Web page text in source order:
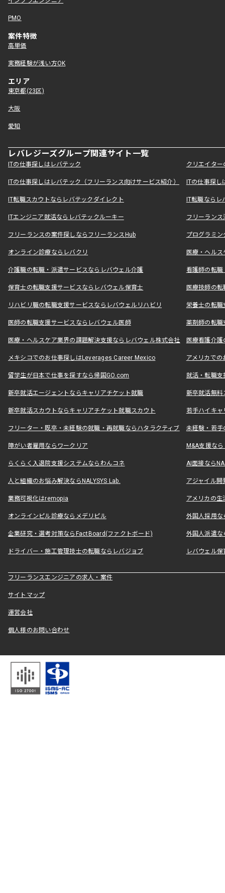
PMO
案件特徴
高単価
実務経験が浅い方OK
エリア
東京都(23区)
大阪
愛知
レバレジーズグループ関連サイト一覧
ITの仕事探しはレバテック クリエイタ
ITの仕事探しはレバテック（フリーランス向けサービス紹介） ITの仕事探
IT転職スカウトならレバテックダイレクト IT転職なら
ITエンジニア就活ならレバテックルーキー フリーラン
フリーランスの案件探しならフリーランスHub プログラミ
オンライン診療ならレバクリ 医療・ヘル
介護職の転職・派遣サービスならレバウェル介護 看護師の転
保育士の転職支援サービスならレバウェル保育士 医療技師の
リハビリ職の転職支援サービスならレバウェルリハビリ 栄養士の転
医師の転職支援サービスならレバウェル医師 薬剤師の転
医療・ヘルスケア業界の課題解決支援ならレバウェル株式会社 医療看護介
メキシコでのお仕事探しはLeverages Career Mexico アメリカで
留学生が日本で仕事を探すなら帰国GO.com 就活・転職
新卒就活エージェントならキャリアチケット就職 新卒就活無料
新卒就活スカウトならキャリアチケット就職スカウト 若手ハイキ
フリーター・既卒・未経験の就職・再就職ならハタラクティブ 未経験・若手
障がい者雇用ならワークリア M&A支援な
らくらく入退院支援システムならわんコネ AI面接なら
人と組織のお悩み解決ならNALYSYS Lab. アジャイル
業務可視化はremopia アメリカの
オンラインピル診療ならメデリピル 外国人採用
企業研究・選考対策ならFactBoard(ファクトボード) 外国人派遣な
ドライバー・施工管理技士の転職ならレバジョブ レバウェル
フリーランスエンジニアの求人・案件
サイトマップ
運営会社
個人様のお問い合わせ